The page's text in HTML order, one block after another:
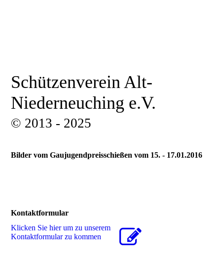
Schützenverein Alt-
Niederneuching e.V.
© 2013 - 2025
Bilder vom Gaujugendpreisschießen vom 15. - 17.01.2016
Kontaktformular
Klicken Sie hier um zu unserem
Kon­takt­for­mu­lar zu kommen